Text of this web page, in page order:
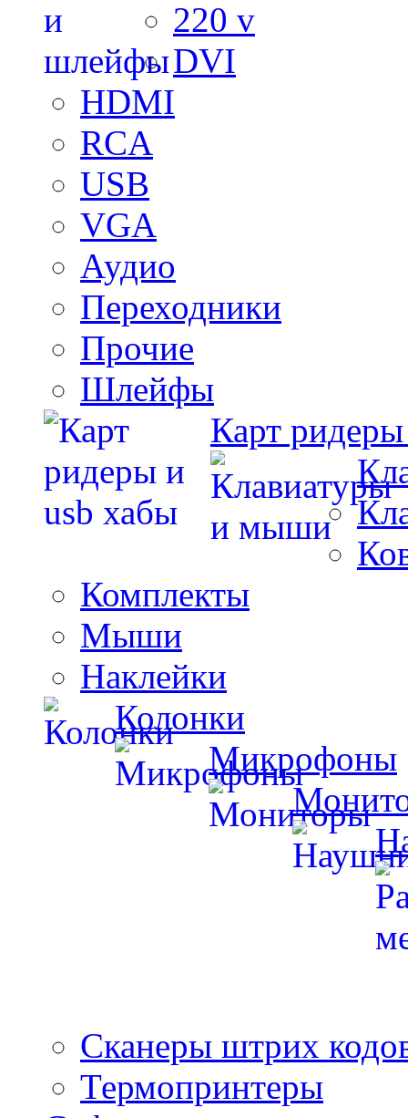
220 v
DVI
HDMI
RCA
USB
VGA
Аудио
Переходники
Прочие
Шлейфы
Карт
Комплекты
Мыши
Наклейки
Колонки
Микрофоны
Сканеры штрих
Термопринтеры